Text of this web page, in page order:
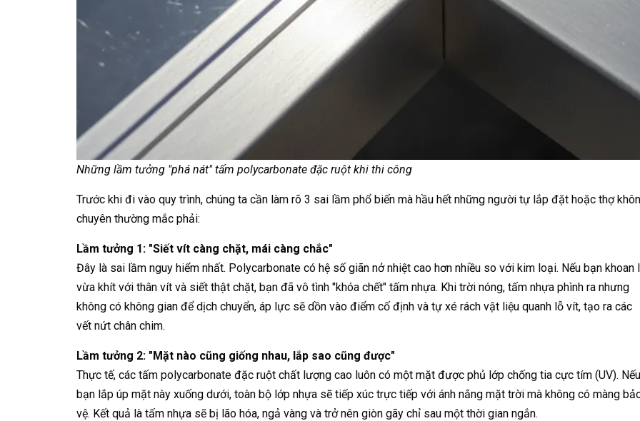
Những lầm tưởng "phá nát" tấm polycarbonate đặc ruột khi thi công
Trước khi đi vào quy trình, chúng ta cần làm rõ 3 sai lầm phổ biến mà hầu hết những người tự lắp đặt hoặc thợ
chuyên thường mắc phải:
Lầm tưởng 1: "Siết vít càng chặt, mái càng chắc"
Đây là sai lầm nguy hiểm nhất. Polycarbonate có hệ số giãn nở nhiệt cao hơn nhiều so với kim loại. Nếu bạn khoan
vừa khít với thân vít và siết thật chặt, bạn đã vô tình "khóa chết" tấm nhựa. Khi trời nóng, tấm nhựa phình ra nhưng
không có không gian để dịch chuyển, áp lực sẽ dồn vào điểm cố định và tự xé rách vật liệu quanh lỗ vít, tạo ra các
vết nứt chân chim.
Lầm tưởng 2: "Mặt nào cũng giống nhau, lắp sao cũng được"
Thực tế, các tấm polycarbonate đặc ruột chất lượng cao luôn có một mặt được phủ lớp chống tia cực tím (UV). Nếu
bạn lắp úp mặt này xuống dưới, toàn bộ lớp nhựa sẽ tiếp xúc trực tiếp với ánh nắng mặt trời mà không có màng
vệ. Kết quả là tấm nhựa sẽ bị lão hóa, ngả vàng và trở nên giòn gãy chỉ sau một thời gian ngắn.